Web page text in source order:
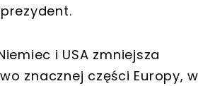
i USA zmniejsza
znacznej części Europy, w